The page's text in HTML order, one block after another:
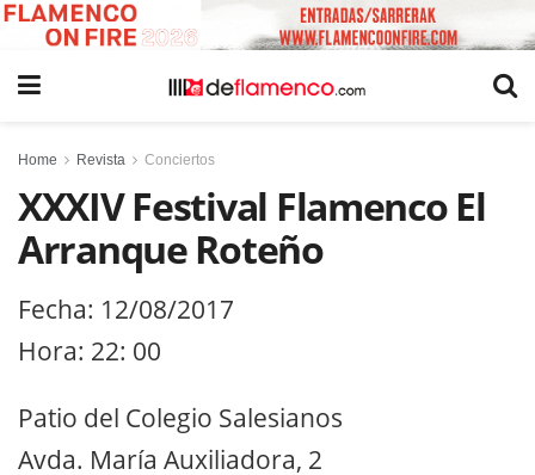
Home Revista Conciertos
XXXIV Festival Flamenco El
Arranque Roteño
Fecha: 12/08/2017
Hora: 22: 00
Patio del Colegio Salesianos
Avda. María Auxiliadora, 2